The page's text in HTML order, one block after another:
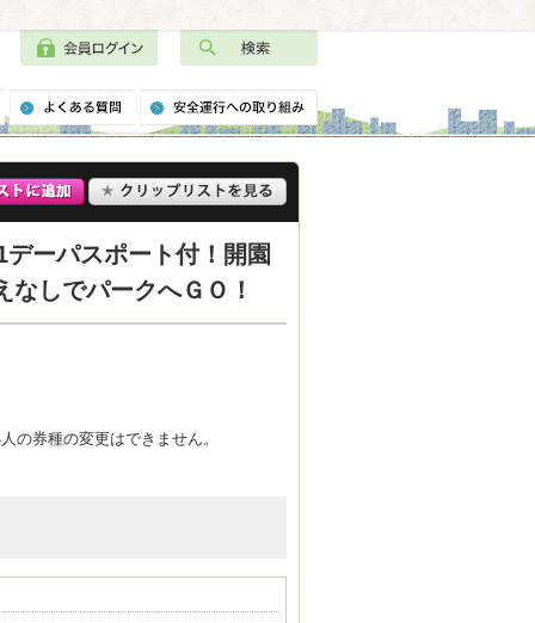
ーパスポート付！開園
しでパークへＧＯ！
の券種の変更はできません。